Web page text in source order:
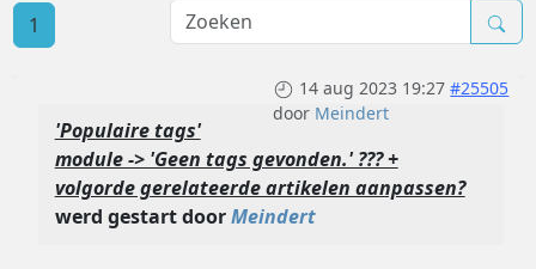
1
14 aug 2023 19:27 #25505
door Meindert
'Populaire tags'
module -> 'Geen tags gevonden.' ??? +
volgorde gerelateerde artikelen aanpassen?
werd gestart doorMeindert